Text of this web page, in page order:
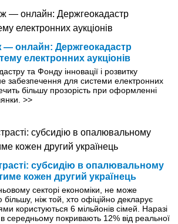
онлайн: Держгеокадастр
електронних аукціонів
та Фонду iнновації і розвитку
забезпечення для системи електронних
більшу прозорість при оформленні
>>
субсидію в опалювальному
кожен другий українець
секторі економіки, не може
ніж той, хто офіційно декларує
користуються 6 мільйонів сімей. Наразі
в середньому покривають 12% від реальної